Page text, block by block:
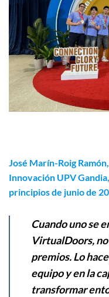
José Marín-Roig
Innovación UPV
principios de junio de
Cuando uno se
VirtualDoors,
premios. Lo
equipo y en la
transformar